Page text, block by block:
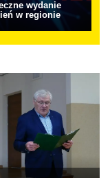
wydanie
w regionie